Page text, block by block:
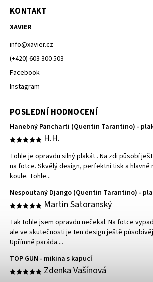
KONTAKT
XAVIER
info@xavier.cz
(+420) 603 300 503
Facebook
Instagram
POSLEDNÍ HODNOCENÍ
Hanebný Pancharti (Quentin Tarantino) -
H.H.
Tohle je opravdu silný plakát . Na zdi působí
na fotce. Skvělý design, perfektní tisk a hlavně
koule. Tohle...
Nespoutaný Django (Quentin Tarantino) -
Martin Satoranský
Tak tohle jsem opravdu nečekal. Na fotce
ale ve skutečnosti je ten design ještě
Upřímně paráda....
TOP GUN - mikina s kapucí
Zdenka Vašínová